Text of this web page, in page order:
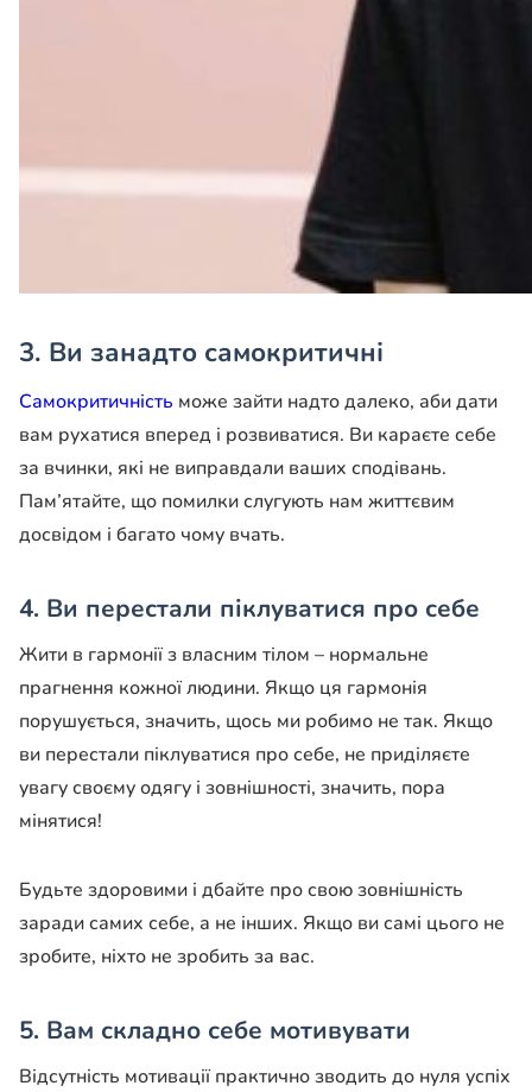
3. Ви занадто самокритичні
Самокритичність може зайти надто далеко, аби дати
вам рухатися вперед і розвиватися. Ви караєте себе
за вчинки, які не виправдали ваших сподівань.
Пам’ятайте, що помилки слугують нам життєвим
досвідом і багато чому вчать.
4. Ви перестали піклуватися про себе
Жити в гармонії з власним тілом – нормальне
прагнення кожної людини. Якщо ця гармонія
порушується, значить, щось ми робимо не так. Якщо
ви перестали піклуватися про себе, не приділяєте
увагу своєму одягу і зовнішності, значить, пора
мінятися!
Будьте здоровими і дбайте про свою зовнішність
заради самих себе, а не інших. Якщо ви самі цього не
зробите, ніхто не зробить за вас.
5. Вам складно себе мотивувати
Відсутність мотивації практично зводить до нуля успіх